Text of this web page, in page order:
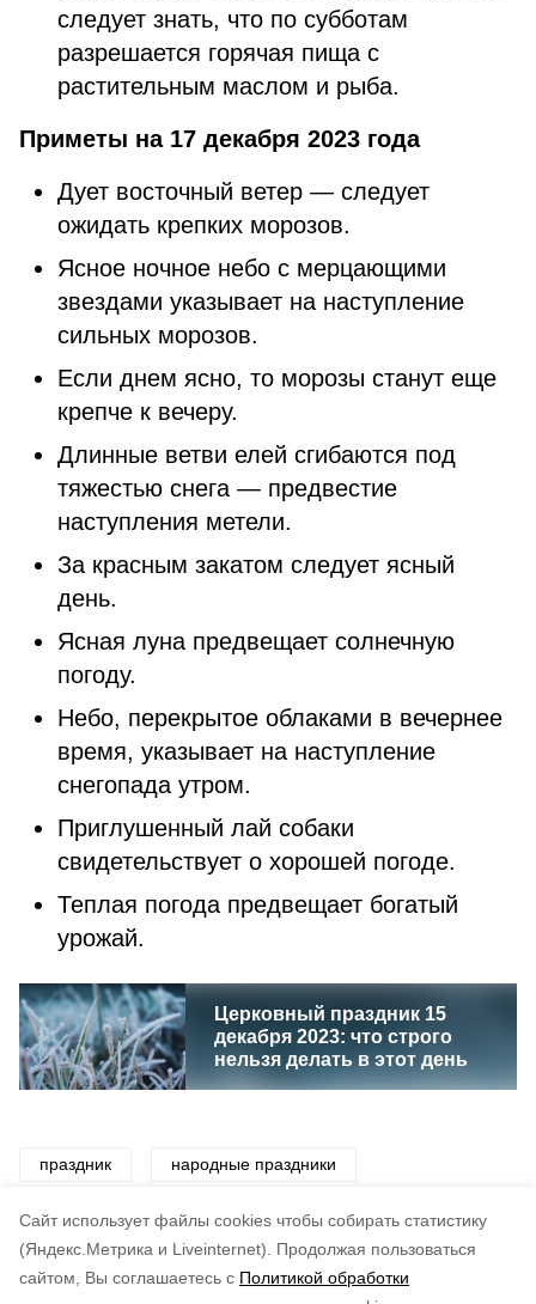
Cайт использует файлы cookies чтобы собирать статистику
(Яндекс.Метрика и Liveinternet).
Продолжая пользоваться
сайтом, Вы соглашаетесь с Политикой обработки
следует знать, что по субботам
разрешается горячая пища с
растительным маслом и рыба.
Приметы на 17 декабря 2023 года
Дует восточный ветер — следует
ожидать крепких морозов.
Ясное ночное небо с мерцающими
звездами указывает на наступление
сильных морозов.
Если днем ясно, то морозы станут еще
крепче к вечеру.
Длинные ветви елей сгибаются под
тяжестью снега — предвестие
наступления метели.
За красным закатом следует ясный
день.
Ясная луна предвещает солнечную
погоду.
Небо, перекрытое облаками в вечернее
время, указывает на наступление
снегопада утром.
Приглушенный лай собаки
свидетельствует о хорошей погоде.
Теплая погода предвещает богатый
урожай.
Церковный праздник 15
декабря 2023: что строго
нельзя делать в этот день
праздник народные праздники
народные приметы традиции приметы